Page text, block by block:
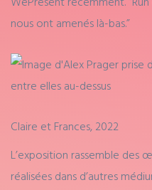
nous ont amenés là-bas.”
Claire et Frances, 2022
L’exposition rassemble des
réalisées dans d’autres